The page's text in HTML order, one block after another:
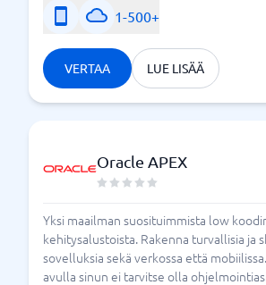
1-500+
VERTAA LUE LISÄÄ
Oracle APEX
Yksi maailman suosituimmista low
kehitysalustoista. Rakenna turvallisia ja
sovelluksia sekä verkossa että
avulla sinun ei tarvitse olla